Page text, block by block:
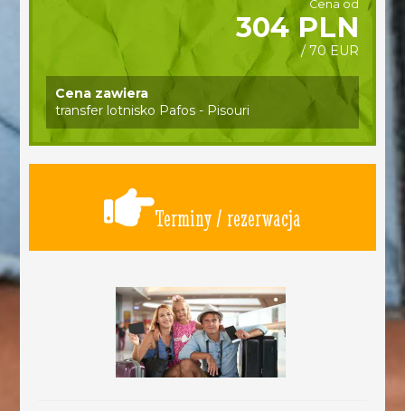
Cena od
304 PLN
/ 70 EUR
Cena zawiera
transfer lotnisko Pafos - Pisouri
Terminy / rezerwacja